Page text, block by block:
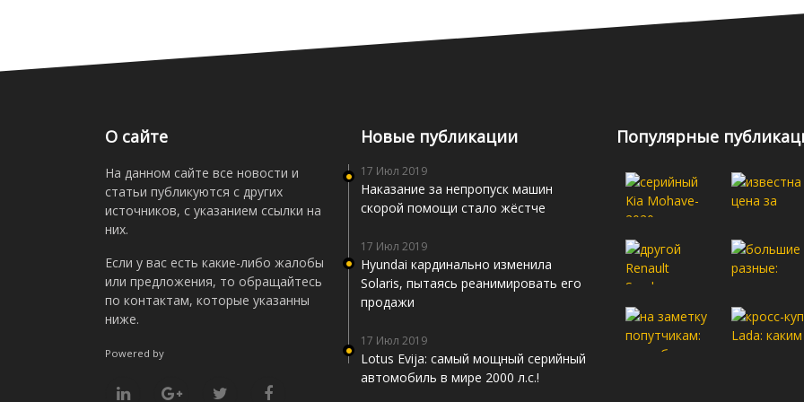
О сайте
На данном сайте все новости и
статьи публикуются с других
источников, с указанием ссылки на
них.
Если у вас есть какие-либо жалобы
или предложения, то обращайтесь
по контактам, которые указанны
ниже.
Powered by
Новые публикации
17 Июл 2019
Наказание за непропуск машин
скорой помощи стало жёстче
17 Июл 2019
Hyundai кардинально изменила
Solaris, пытаясь реанимировать его
продажи
17 Июл 2019
Lotus Evija: самый мощный серийный
автомобиль в мире 2000 л.с.!
Популярные